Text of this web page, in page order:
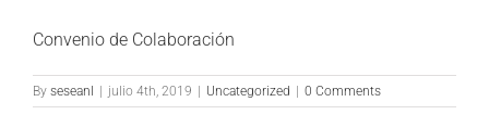
Convenio de Colaboración
By seseanl | julio 4th, 2019 | Uncategorized | 0 Comments